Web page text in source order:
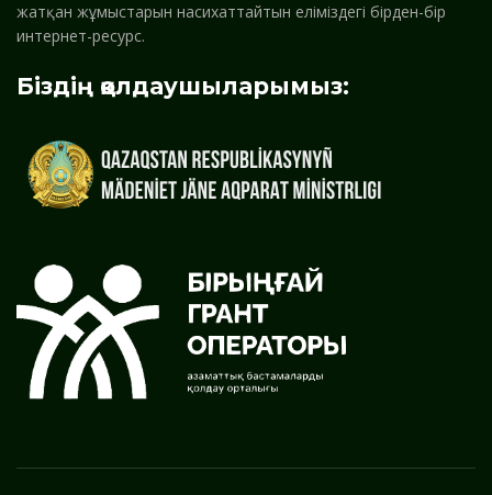
жатқан жұмыстарын насихаттайтын еліміздегі бірден-бір
интернет-ресурс.
Біздің қолдаушыларымыз: